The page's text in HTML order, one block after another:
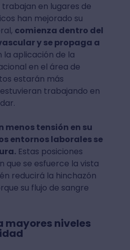
trabajan en lugares de
han mejorado su
comienza dentro del
y se propaga a
la aplicación de la
en el área de
estarán más
trabajando en
menos tensión en su
entornos laborales se
Estas posiciones
que se esfuerce la vista
reducirá la hinchazón
su flujo de sangre
mayores niveles